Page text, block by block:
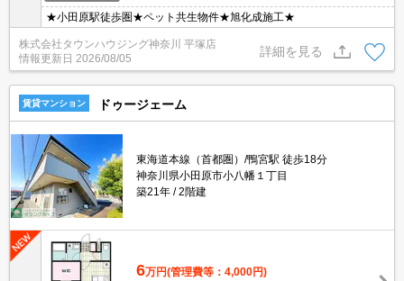
★小田原駅徒歩圏★ペット共生物件★旭化成施工★
株式会社タウンハウジング神奈川 平塚店
情報更新日 2026/08/05
詳細を見る
賃貸マンション ドゥージェーム
東海道本線（首都圏）/鴨宮駅 徒歩18分
神奈川県小田原市小八幡１丁目
築21年
2階建
6万円(管理費等：4,000円)